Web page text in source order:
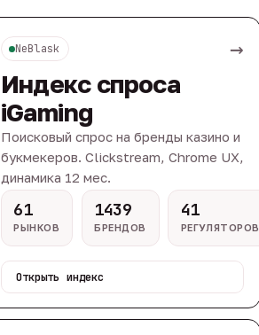
NeBlask →
Индекс спроса
iGaming
Поисковый спрос на бренды казино и
букмекеров. Clickstream, Chrome UX,
динамика 12 мес.
61
РЫНКОВ
1439
БРЕНДОВ
41
РЕГУЛЯТОРОВ
Открыть индекс